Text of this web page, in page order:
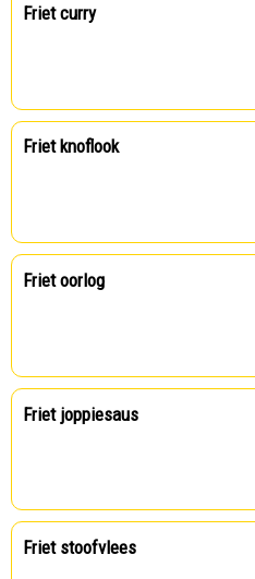
Friet curry
Friet knoflook
Friet oorlog
Friet joppiesaus
Friet stoofvlees